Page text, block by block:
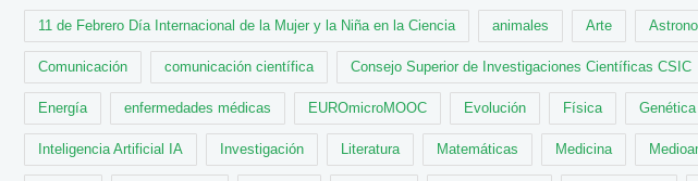
11 de Febrero Día Internacional de la Mujer y la Niña en la Ciencia animales Arte
Comunicación comunicación científica Consejo Superior de Investigaciones Científicas CSIC
Energía enfermedades médicas EUROmicroMOOC Evolución Física Genética
Inteligencia Artificial IA Investigación Literatura Matemáticas Medicina